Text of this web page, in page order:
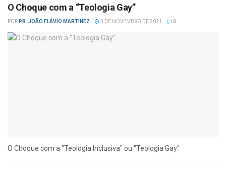
O Choque com a “Teologia Gay”
POR PR. JOÃO FLÁVIO MARTINEZ 3 DE NOVEMBRO DE 2021 0
O Choque com a "Teologia Inclusiva" ou "Teologia Gay"